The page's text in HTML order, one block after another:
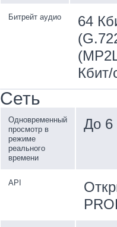
Битрейт аудио
64
Кбит/
Сеть
Одновременный
просмотр в
режиме
реального
времени
До 6
API